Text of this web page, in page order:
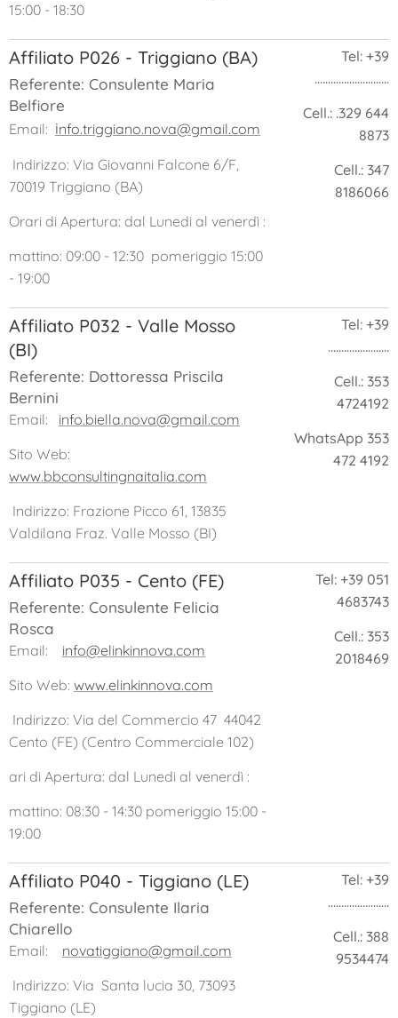
15:00 - 18:30
Affiliato P026 - Triggiano (BA)
Referente: Consulente Maria
Belfiore
Email: info.triggiano.nova@gmail.com
Indirizzo: Via Giovanni Falcone 6/F,
70019 Triggiano (BA)
Orari di Apertura: dal Lunedi al venerdì :
mattino: 09:00 - 12:30 pomeriggio 15:00
- 19:00
Tel: +39
............................
Cell.: .329 644
8873
Cell.: 347
8186066
Affiliato P032 - Valle Mosso
(BI)
Referente: Dottoressa Priscila
Bernini
Email: info.biella.nova@gmail.com
Sito Web:
www.bbconsultingnaitalia.com
Indirizzo: Frazione Picco 61, 13835
Valdilana Fraz. Valle Mosso (BI)
Tel: +39
.......................
Cell.: 353
4724192
WhatsApp 353
472 4192
Affiliato P035 - Cento (FE)
Referente: Consulente Felicia
Rosca
Email: info@elinkinnova.com
Sito Web: www.elinkinnova.com
Indirizzo: Via del Commercio 47 44042
Cento (FE) (Centro Commerciale 102)
ari di Apertura: dal Lunedi al venerdì :
mattino: 08:30 - 14:30 pomeriggio 15:00 -
19:00
Tel: +39 051
4683743
Cell.: 353
2018469
Affiliato P040 - Tiggiano (LE)
Referente: Consulente Ilaria
Chiarello
Email: novatiggiano@gmail.com
Indirizzo: Via Santa lucia 30, 73093
Tiggiano (LE)
Tel: +39
.......................
Cell.: 388
9534474